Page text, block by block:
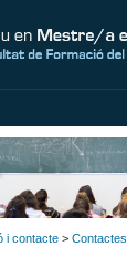
i contacte > Contactes